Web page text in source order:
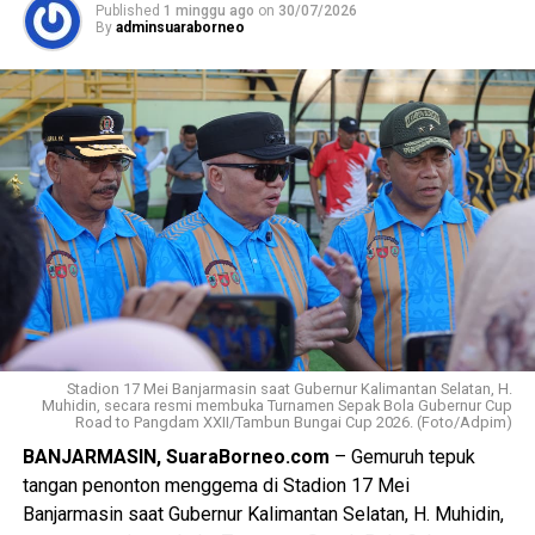
WhatsApp 0
Messenger 0 Twitter/X
Undang-Undang (UU) Nomor 37 Tahun 2008 Tentang
Ombudsman Republik Indonesia.
Hadi melanjutkan bahwa substansi laporan terkait
“intensitas pemadaman yang semakin sering sejak bulan
Juni 2026, hampir setiap hari, waktunya lama minimal
antara 4 hingga 5 jam, dan terjadi di wilayah tertentu saja,
sehingga masyarakat menyebutnya bukan pemadaman
bergilir tetapi menyala bergilir”. Sering pula pemadaman
tanpa pemberitahuan terlebih dahulu, kalaupun ada
informasinya tidak akurat atau berbeda dengan
penyampaian melalui media sosial atau kanal resmi PLN.
Ditambahkan oleh Hadi, bahwa masyarakat juga sudah
berupaya menyampaikan keluhan atau pengaduan melalui
aplikasi PLN Mobile namun tidak mendapat tindak lanjut
yang patut dan secara substansi tidak selesai.
Pemadaman terus terjadi berulang tanpa ada penjelasan
Published 1 minggu ago on 30/07/2026
By adminsuaraborneo
Stadion 17 Mei Banjarmasin saat Gubernur Kalimantan Selatan, H.
Muhidin, secara resmi membuka Turnamen Sepak Bola Gubernur Cup
Road to Pangdam XXII/Tambun Bungai Cup 2026. (Foto/Adpim)
BANJARMASIN, SuaraBorneo.com – Gemuruh tepuk
tangan penonton menggema di Stadion 17 Mei
Banjarmasin saat Gubernur Kalimantan Selatan, H. Muhidin,